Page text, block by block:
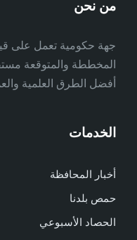
من نحن
جهة حكومية تعمل على
المخططة والمتوقعة
أفضل الطرق العلمية
الخدمات
أخبار المحافظة
حمص بلدنا
الحصاد الأسبوعي